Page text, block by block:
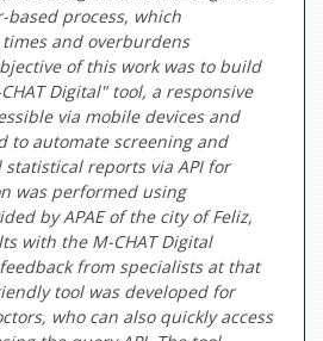
process, which
and overburdens
of this work was to build
Digital" tool, a responsive
via mobile devices and
to automate screening and
reports via API for
was performed using
by APAE of the city of Feliz,
with the M-CHAT Digital
from specialists at that
tool was developed for
who can also quickly access